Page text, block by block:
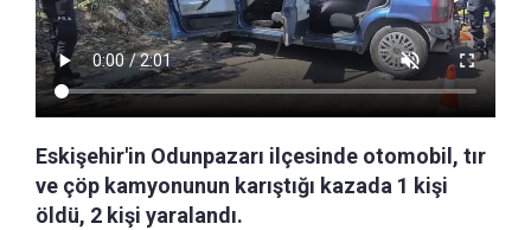
Eskişehir'in Odunpazarı ilçesinde otomobil, tır
ve çöp kamyonunun karıştığı kazada 1 kişi
öldü, 2 kişi yaralandı.